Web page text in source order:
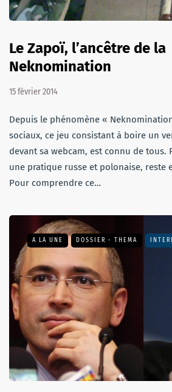
Le Zapoï, l’ancêtre de la
Neknomination
15 février 2014
Depuis le phénomène «
sociaux, ce jeu consistant à boire un
devant sa webcam, est connu de tous.
une pratique russe et polonaise, reste
Pour comprendre ce…
A LA UNE DOSSIER - THEMA